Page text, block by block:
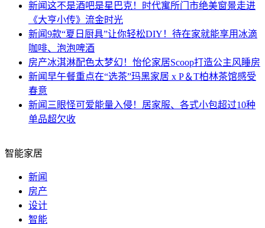
新闻这不是酒吧是星巴克！时代寓所门市绝美窗景走进
《大亨小传》流金时光
新闻9款“夏日厨具”让你轻松DIY！待在家就能享用冰滴
咖啡、泡泡啤酒
房产冰淇淋配色太梦幻！怡伦家居Scoop打造公主风睡房
新闻早午餐重点在“选茶”玛黑家居 x P＆T柏林茶馆感受
春意
新闻 三眼怪可爱能量入侵！居家服、各式小包超过10种
单品超欠收
智能家居
新闻
房产
设计
智能